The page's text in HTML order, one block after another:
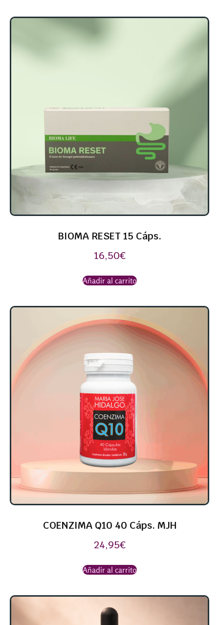
BIOMA RESET 15 Cáps.
16,50€
Añadir al carrito
COENZIMA Q10 40 Cáps. MJH
24,95€
Añadir al carrito